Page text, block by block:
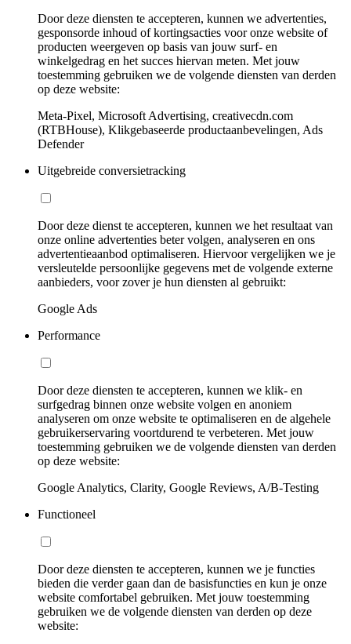
Door deze diensten te accepteren, kunnen we advertenties,
gesponsorde inhoud of kortingsacties voor onze website of
producten weergeven op basis van jouw surf- en
winkelgedrag en het succes hiervan meten. Met jouw
toestemming gebruiken we de volgende diensten van derden
op deze website:
Meta-Pixel, Microsoft Advertising, creativecdn.com
(RTBHouse), Klikgebaseerde productaanbevelingen, Ads
Defender
Uitgebreide conversietracking
Door deze dienst te accepteren, kunnen we het resultaat van
onze online advertenties beter volgen, analyseren en ons
advertentieaanbod optimaliseren. Hiervoor vergelijken we je
versleutelde persoonlijke gegevens met de volgende externe
aanbieders, voor zover je hun diensten al gebruikt:
Google Ads
Performance
Door deze diensten te accepteren, kunnen we klik- en
surfgedrag binnen onze website volgen en anoniem
analyseren om onze website te optimaliseren en de algehele
gebruikerservaring voortdurend te verbeteren. Met jouw
toestemming gebruiken we de volgende diensten van derden
op deze website:
Google Analytics, Clarity, Google Reviews, A/B-Testing
Functioneel
Door deze diensten te accepteren, kunnen we je functies
bieden die verder gaan dan de basisfuncties en kun je onze
website comfortabel gebruiken. Met jouw toestemming
gebruiken we de volgende diensten van derden op deze
website: